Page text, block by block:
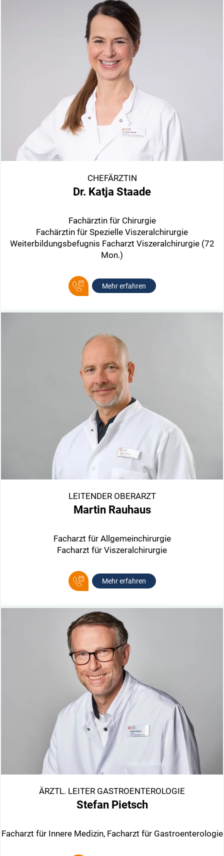
CHEFÄRZTIN
Dr. Katja Staade
Fachärztin für Chirurgie
Fachärztin für Spezielle Viszeralchirurgie
Weiterbildungsbefugnis Facharzt Viszeralchirurgie (72
Mon.)
Mehr erfahren
LEITENDER OBERARZT
Martin Rauhaus
Facharzt für Allgemeinchirurgie
Facharzt für Viszeralchirurgie
Mehr erfahren
ÄRZTL. LEITER GASTROENTEROLOGIE
Stefan Pietsch
Facharzt für Innere Medizin, Facharzt für Gastroenterologie